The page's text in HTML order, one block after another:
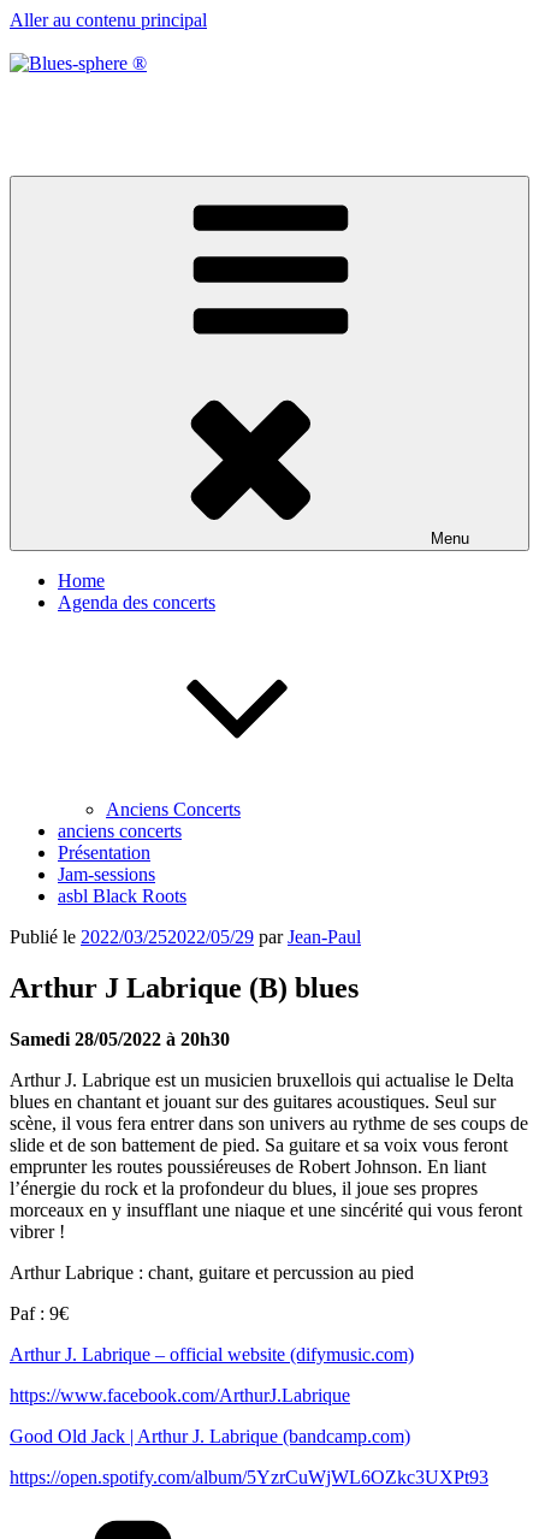
Aller au contenu principal
Menu
Home
Agenda des concerts
Anciens Concerts
anciens concerts
Présentation
Jam-sessions
asbl Black Roots
Publié le 2022/03/252022/05/29 parJean-Paul
Arthur J Labrique (B) blues
Samedi 28/05/2022 à 20h30
Arthur J. Labrique est un musicien bruxellois qui actualise le Delta
blues en chantant et jouant sur des guitares acoustiques. Seul sur
scène, il vous fera entrer dans son univers au rythme de ses coups de
slide et de son battement de pied. Sa guitare et sa voix vous feront
emprunter les routes poussiéreuses de Robert Johnson. En liant
l’énergie du rock et la profondeur du blues, il joue ses propres
morceaux en y insufflant une niaque et une sincérité qui vous feront
vibrer !
Arthur Labrique : chant, guitare et percussion au pied
Paf : 9€
Arthur J. Labrique – official website (difymusic.com)
https://www.facebook.com/ArthurJ.Labrique
Good Old Jack | Arthur J. Labrique (bandcamp.com)
https://open.spotify.com/album/5YzrCuWjWL6OZkc3UXPt93